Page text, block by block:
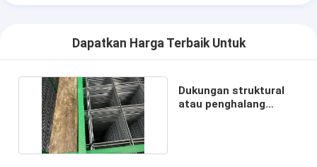
Dapatkan Harga Terbaik Untuk
Dukungan struktural
atau penghalang